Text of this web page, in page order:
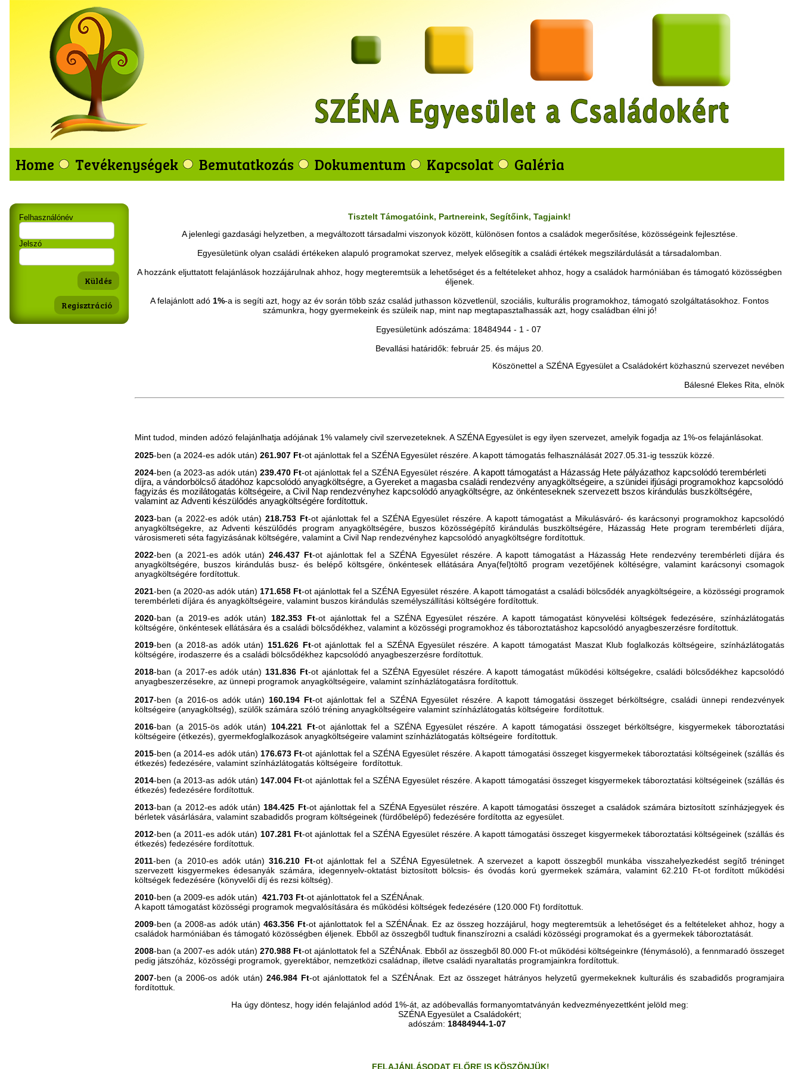
Home Tevékenységek Bemutatkozás Dokumentum Kapcsolat Galéria
Felhasználónév
Jelszó
Regisztráció
Tisztelt Támogatóink, Partnereink, Segítőink, Tagjaink!
A jelenlegi gazdasági helyzetben, a megváltozott társadalmi viszonyok között, különösen fontos a családok megerősítése, közösségeink fejlesztése.
Egyesületünk olyan családi értékeken alapuló programokat szervez, melyek elősegítik a családi értékek megszilárdulását a társadalomban.
A hozzánk eljuttatott felajánlások hozzájárulnak ahhoz, hogy megteremtsük a lehetőséget és a feltételeket ahhoz, hogy a családok harmóniában és támogató közösségben
éljenek.
A felajánlott adó 1%-a is segíti azt, hogy az év során több száz család juthasson közvetlenül, szociális, kulturális programokhoz, támogató szolgáltatásokhoz. Fontos
számunkra, hogy gyermekeink és szüleik nap, mint nap megtapasztalhassák azt, hogy családban élni jó!
Egyesületünk adószáma: 18484944 - 1 - 07
Bevallási határidők: február 25. és május 20.
Köszönettel a SZÉNA Egyesület a Családokért közhasznú szervezet nevében
Bálesné Elekes Rita, elnök
Mint tudod, minden adózó felajánlhatja adójának 1% valamely civil szervezeteknek. A SZÉNA Egyesület is egy ilyen szervezet, amelyik fogadja az 1%-os felajánlásokat.
2025-ben (a 2024-es adók után) 261.907 Ft-ot ajánlottak fel a SZÉNA Egyesület részére. A kapott támogatás felhasználását 2027.05.31-ig tesszük közzé.
2024-ben (a 2023-as adók után) 239.470 Ft-ot ajánlottak fel a SZÉNA Egyesület részére. A kapott támogatást a Házasság Hete pályázathoz kapcsolódó terembérleti
díjra, a vándorbölcső átadóhoz kapcsolódó anyagköltségre, a Gyereket a magasba családi rendezvény anyagköltségeire, a szünidei ifjúsági programokhoz kapcsolódó
fagyizás és mozilátogatás költségeire, a Civil Nap rendezvényhez kapcsolódó anyagköltségre, az önkénteseknek szervezett bszos kirándulás buszköltségére,
valamint az Adventi készülődés anyagköltségére fordítottuk.
2023-ban (a 2022-es adók után) 218.753 Ft-ot ajánlottak fel a SZÉNA Egyesület részére. A kapott támogatást a Mikulásváró- és karácsonyi programokhoz kapcsolódó
anyagköltségekre, az Adventi készülődés program anyagköltségére, buszos közösségépítő kirándulás buszköltségére, Házasság Hete program terembérleti díjára,
városismereti séta fagyizásának költségére, valamint a Civil Nap rendezvényhez kapcsolódó anyagköltségre fordítottuk.
2022-ben (a 2021-es adók után)246.437 Ft-ot ajánlottak fel a SZÉNA Egyesület részére. A kapott támogatást a Házasság Hete rendezvény terembérleti díjára és
anyagköltségére, buszos kirándulás busz- és belépő költsgére, önkéntesek ellátására Anya(fel)töltő program vezetőjének költéségre, valamint karácsonyi csomagok
anyagköltségére fordítottuk.
2021-ben (a 2020-as adók után) 171.658 Ft-ot ajánlottak fel a SZÉNA Egyesület részére. A kapott támogatást a családi bölcsődék anyagköltségeire, a közösségi programok
terembérleti díjára és anyagköltségeire, valamint buszos kirándulás személyszállítási költségére fordítottuk.
2020-ban (a 2019-es adók után) 182.353 Ft-ot ajánlottak fel a SZÉNA Egyesület részére. A kapott támogatást könyvelési költségek fedezésére, színházlátogatás
költségére, önkéntesek ellátására és a családi bölcsődékhez, valamint a közösségi programokhoz és táboroztatáshoz kapcsolódó anyagbeszerzésre fordítottuk.
2019-ben (a 2018-as adók után) 151.626 Ft-ot ajánlottak fel a SZÉNA Egyesület részére. A kapott támogatást Maszat Klub foglalkozás költségeire, színházlátogatás
költségére, irodaszerre és a családi bölcsődékhez kapcsolódó anyagbeszerzésre fordítottuk.
2018-ban (a 2017-es adók után) 131.836 Ft-ot ajánlottak fel a SZÉNA Egyesület részére. A kapott támogatást működési költségekre, családi bölcsődékhez kapcsolódó
anyagbeszerzésekre, az ünnepi programok anyagköltségeire, valamint színházlátogatásra fordítottuk.
2017-ben (a 2016-os adók után) 160.194 Ft-ot ajánlottak fel a SZÉNA Egyesület részére. A kapott támogatási összeget bérköltségre, családi ünnepi rendezvények
költségeire (anyagköltség), szülők számára szóló tréning anyagköltségeire valamint színházlátogatás költségeire fordítottuk.
2016-ban (a 2015-ös adók után) 104.221 Ft-ot ajánlottak fel a SZÉNA Egyesület részére. A kapott támogatási összeget bérköltségre, kisgyermekek táboroztatási
költségeire (étkezés), gyermekfoglalkozások anyagköltségeire valamint színházlátogatás költségeire fordítottuk.
2015-ben (a 2014-es adók után) 176.673 Ft-ot ajánlottak fel a SZÉNA Egyesület részére. A kapott támogatási összeget kisgyermekek táboroztatási költségeinek (szállás és
étkezés) fedezésére, valamint színházlátogatás költségeire fordítottuk.
2014-ben (a 2013-as adók után) 147.004 Ft-ot ajánlottak fel a SZÉNA Egyesület részére. A kapott támogatási összeget kisgyermekek táboroztatási költségeinek (szállás és
étkezés) fedezésére fordítottuk.
2013-ban (a 2012-es adók után) 184.425 Ft-ot ajánlottak fel a SZÉNA Egyesület részére. A kapott támogatási összeget a családok számára biztosított színházjegyek és
bérletek vásárlására, valamint szabadidős program költségeinek (fürdőbelépő) fedezésére fordította az egyesület.
2012-ben (a 2011-es adók után) 107.281 Ft-ot ajánlottak fel a SZÉNA Egyesület részére. A kapott támogatási összeget kisgyermekek táboroztatási költségeinek (szállás és
étkezés) fedezésére fordítottuk.
2011-ben (a 2010-es adók után)316.210 Ft-ot ajánlottak fel a SZÉNA Egyesületnek. A szervezet a kapott összegből munkába visszahelyezkedést segítő tréninget
szervezett kisgyermekes édesanyák számára, idegennyelv-oktatást biztosított bölcsis- és óvodás korú gyermekek számára, valamint 62.210 Ft-ot fordított működési
költségek fedezésére (könyvelői díj és rezsi költség).
2010-ben (a 2009-es adók után) 421.703 Ft-ot ajánlottatok fel a SZÉNÁnak.
A kapott támogatást közösségi programok megvalósítására és működési költségek fedezésére (120.000 Ft) fordítottuk.
2009-ben (a 2008-as adók után)463.356 Ft-ot ajánlottatok fel a SZÉNÁnak. Ez az összeg hozzájárul, hogy megteremtsük a lehetőséget és a feltételeket ahhoz, hogy a
családok harmóniában és támogató közösségben éljenek. Ebből az összegből tudtuk finanszírozni a családi közösségi programokat és a gyermekek táboroztatását.
2008-ban (a 2007-es adók után) 270.988 Ft-ot ajánlottatok fel a SZÉNÁnak. Ebből az összegből 80.000 Ft-ot működési költségeinkre (fénymásoló), a fennmaradó összeget
pedig játszóház, közösségi programok, gyerektábor, nemzetközi családnap, illetve családi nyaraltatás programjainkra fordítottuk.
2007-ben (a 2006-os adók után) 246.984 Ft-ot ajánlottatok fel a SZÉNÁnak. Ezt az összeget hátrányos helyzetű gyermekeknek kulturális és szabadidős programjaira
fordítottuk.
Ha úgy döntesz, hogy idén felajánlod adód 1%-át, az adóbevallás formanyomtatványán kedvezményezettként jelöld meg:
SZÉNA Egyesület a Családokért;
adószám: 18484944-1-07
FELAJÁNLÁSODAT ELŐRE IS KÖSZÖNJÜK!